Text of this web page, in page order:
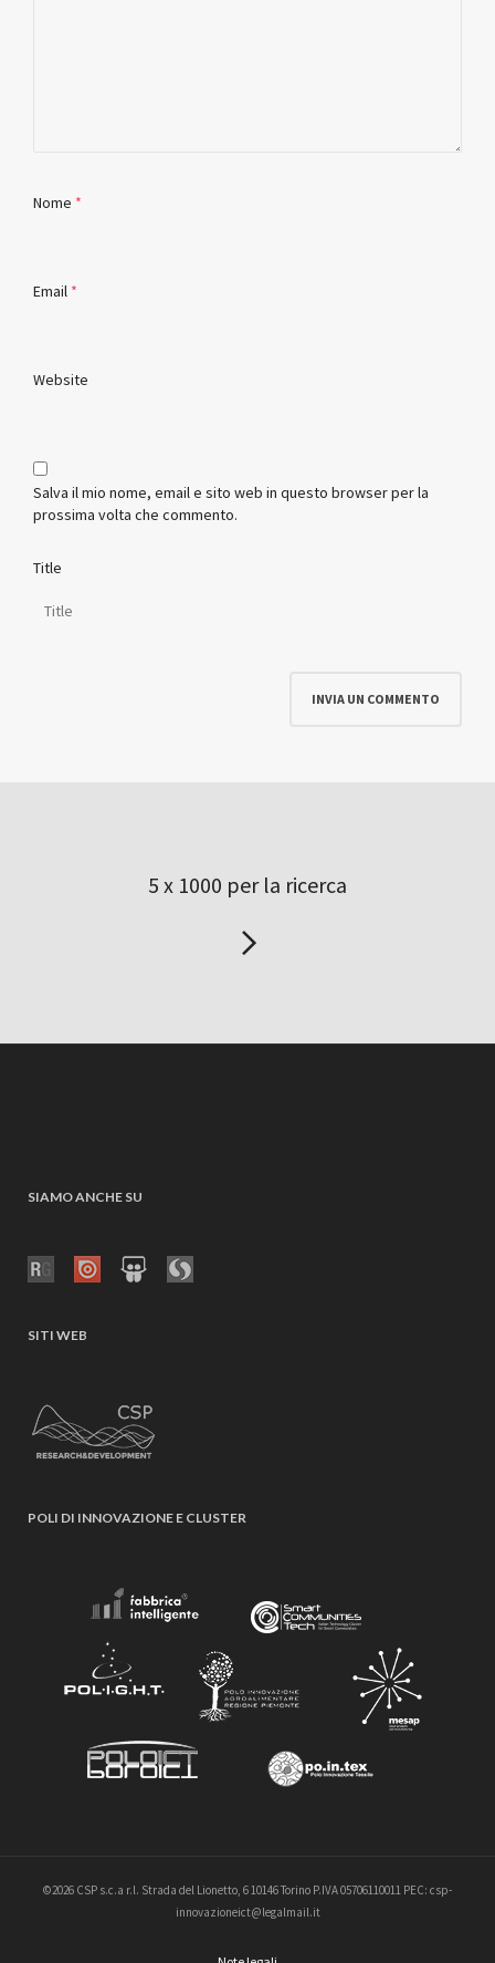
Nome *
Email *
Website
Salva il mio nome, email e sito web in questo browser per la
prossima volta che commento.
Title
5 x 1000 per la ricerca
SIAMO ANCHE SU
SITI WEB
POLI DI INNOVAZIONE E CLUSTER
©2026 CSP s.c.a r.l. Strada del Lionetto, 6 10146 Torino P.IVA 05706110011 PEC: csp-
innovazioneict@legalmail.it